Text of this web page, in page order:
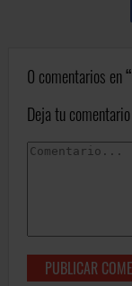
0 comentarios en
Deja tu comentario